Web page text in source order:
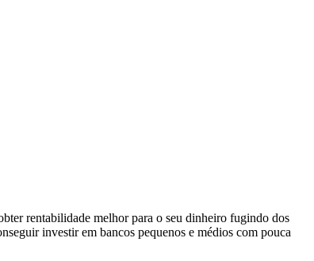
rentabilidade melhor para o seu dinheiro fugindo dos
investir em bancos pequenos e médios com pouca